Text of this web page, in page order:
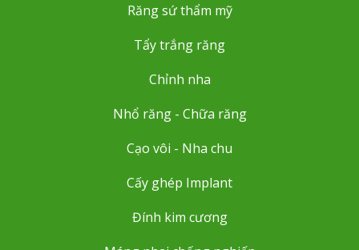
Răng sứ thẩm mỹ
Tẩy trắng răng
Chỉnh nha
Nhổ răng - Chữa răng
Cạo vôi - Nha chu
Cấy ghép Implant
Đính kim cương